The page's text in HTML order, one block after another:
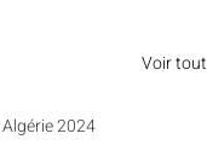
2024
Voir tout